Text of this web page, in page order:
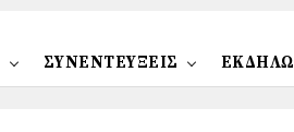
ΣΥΝΕΝΤΕΥΞΕΙΣ